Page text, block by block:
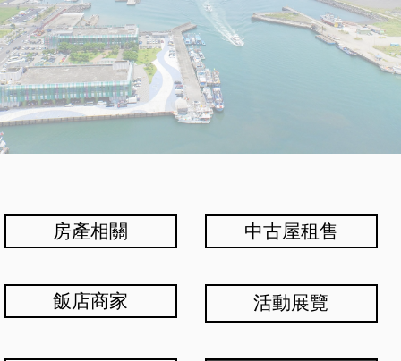
房產相關 中古屋租售
飯店商家 活動展覽